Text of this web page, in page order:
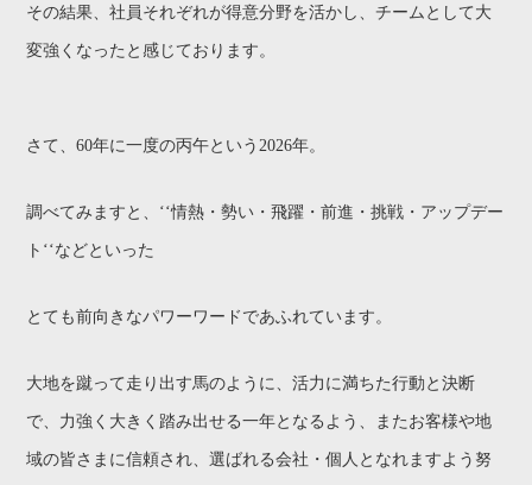
その結果、社員それぞれが得意分野を活かし、チームとして大
変強くなったと感じております。
さて、60年に一度の丙午という2026年。
調べてみますと、‘‘情熱・勢い・飛躍・前進・挑戦・アップデー
ト‘‘などといった
とても前向きなパワーワードであふれています。
大地を蹴って走り出す馬のように、活力に満ちた行動と決断
で、力強く大きく踏み出せる一年となるよう、またお客様や地
域の皆さまに信頼され、選ばれる会社・個人となれますよう努